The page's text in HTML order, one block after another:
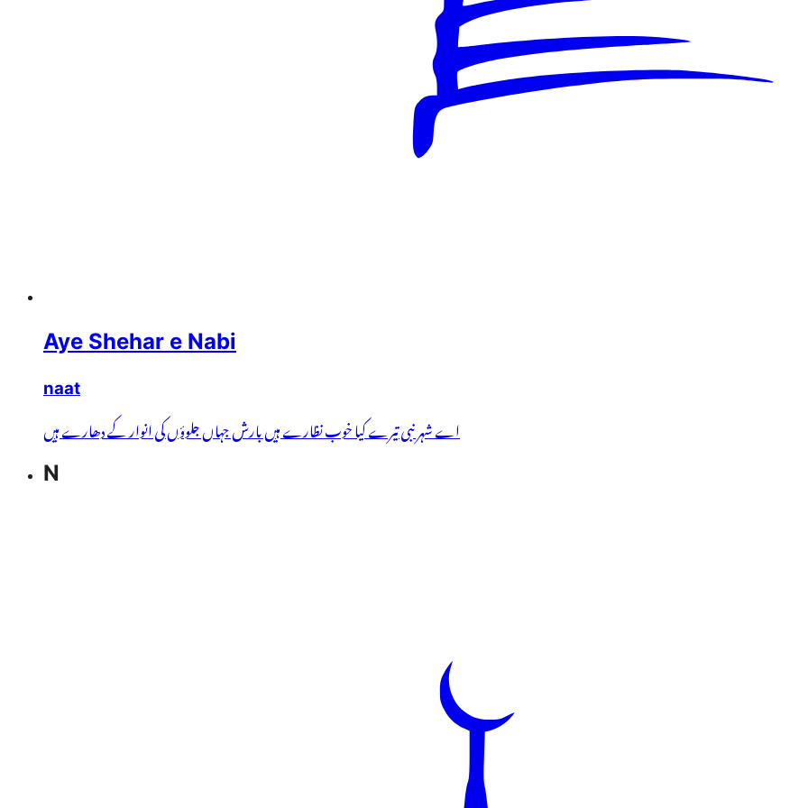
Aye Shehar e Nabi
naat
اے شہر نبی تیرے کیا خوب نظارے ہیں بارش جہاں جلوؤں کی انوار کے دھارے ہیں
N